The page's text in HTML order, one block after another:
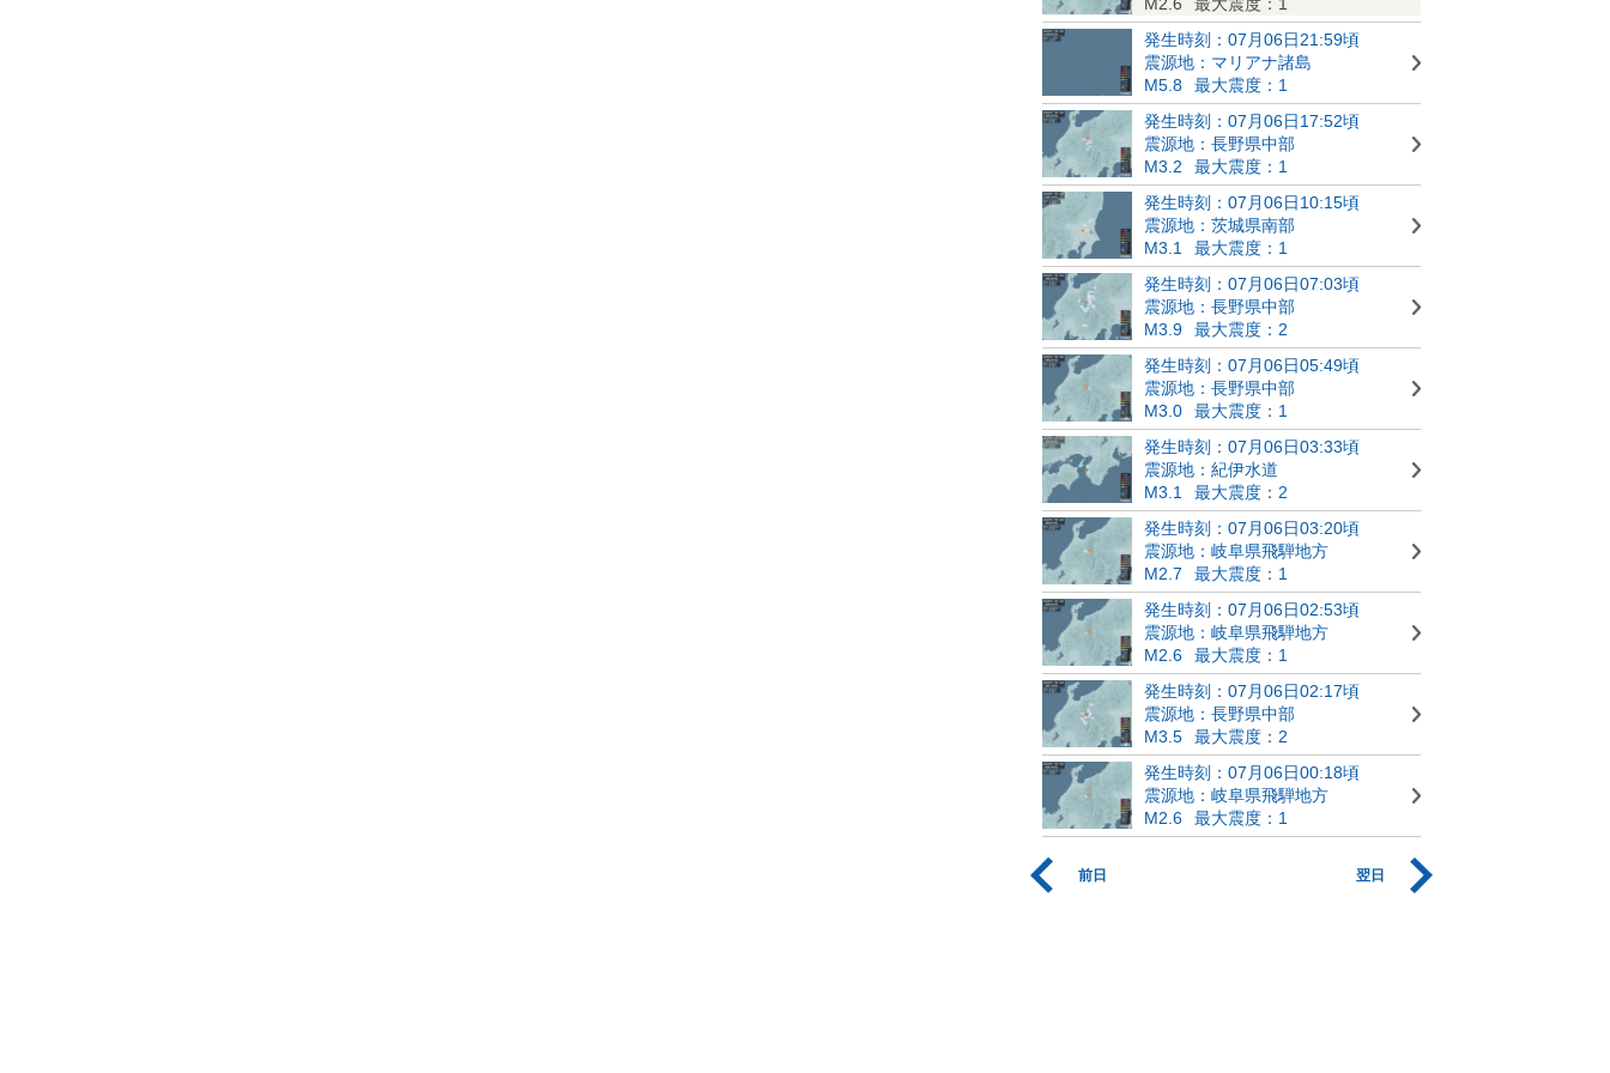
発生時刻：07月06日21:59頃
震源地：マリアナ諸島
M5.8
最大震度：1
発生時刻：07月06日17:52頃
震源地：長野県中部
M3.2
最大震度：1
発生時刻：07月06日10:15頃
震源地：茨城県南部
M3.1
最大震度：1
発生時刻：07月06日07:03頃
震源地：長野県中部
M3.9
最大震度：2
発生時刻：07月06日05:49頃
震源地：長野県中部
M3.0
最大震度：1
発生時刻：07月06日03:33頃
震源地：紀伊水道
M3.1
最大震度：2
発生時刻：07月06日03:20頃
震源地：岐阜県飛騨地方
M2.7
最大震度：1
発生時刻：07月06日02:53頃
震源地：岐阜県飛騨地方
M2.6
最大震度：1
発生時刻：07月06日02:17頃
震源地：長野県中部
M3.5
最大震度：2
発生時刻：07月06日00:18頃
震源地：岐阜県飛騨地方
M2.6
最大震度：1
前日 翌日